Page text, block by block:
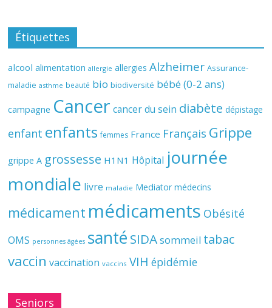
Étiquettes
alcool alimentation allergie allergies Alzheimer Assurance-
maladie asthme beauté bio biodiversité bébé (0-2 ans)
campagne Cancer cancer du sein diabète dépistage
enfant enfants femmes France Français Grippe
grippe A grossesse H1N1 Hôpital journée
mondiale livre maladie Mediator médecins
médicament médicaments Obésité
OMS personnes âgées santé SIDAsommeil tabac
vaccin vaccination vaccins VIH épidémie
Seniors